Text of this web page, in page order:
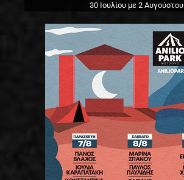
30 Ιουλίου με 2 Αυγούστου